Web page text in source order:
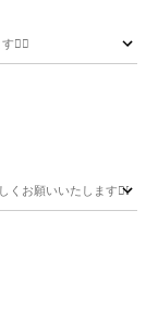
🙇‍♂️
くお願いいたします🙇‍♂️